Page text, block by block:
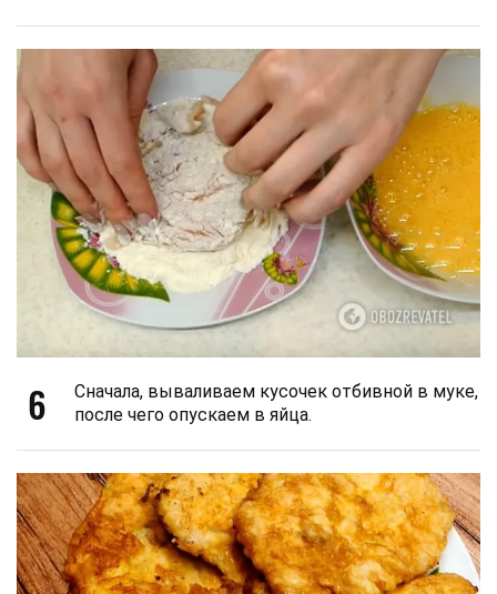
6
Сначала, вываливаем кусочек отбивной в муке,
после чего опускаем в яйца.